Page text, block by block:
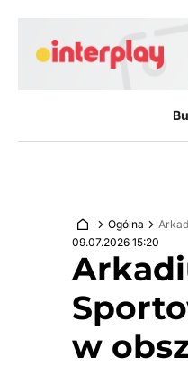
Ogólna
09.07.2026 15:20
w